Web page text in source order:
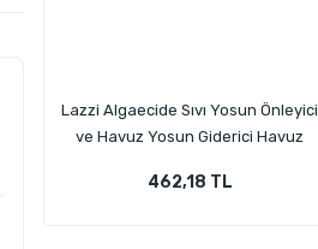
Lazzi Algaecide Sıvı Yosun Önleyici
ve Havuz Yosun Giderici Havuz
462,18 TL